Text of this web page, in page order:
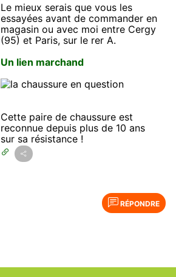
Le mieux serais que vous les
essayées avant de commander en
magasin ou avec moi entre Cergy
(95) et Paris, sur le rer A.
Un lien marchand
Cette paire de chaussure est
reconnue depuis plus de 10 ans
sur sa résistance !
RÉPONDRE